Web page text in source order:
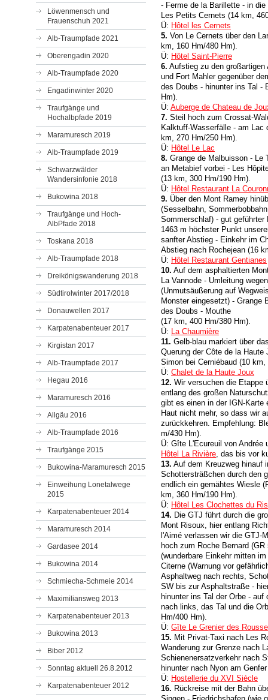
Löwenmensch und
Frauenschuh 2021
Alb-Traumpfade 2021
Oberengadin 2020
Alb-Traumpfade 2020
Engadinwinter 2020
Traufgänge und
Hochalbpfade 2019
Maramuresch 2019
Alb-Traumpfade 2019
Schwarzwälder
Wandersinfonie 2018
Bukowina 2018
Traufgänge und Hoch-
AlbPfade 2018
Toskana 2018
Alb-Traumpfade 2018
Dreikönigswanderung 2018
Südtirolwinter 2017/2018
Donauwellen 2017
Karpatenabenteuer 2017
Kirgistan 2017
Alb-Traumpfade 2017
Hegau 2016
Maramuresch 2016
Allgäu 2016
Alb-Traumpfade 2016
Traufgänge 2015
Bukowina-Maramuresch 2015
Einweihung Lonetalwege
2015
Karpatenabenteuer 2014
Maramuresch 2014
Gardasee 2014
Bukowina 2014
Schmiecha-Schmeie 2014
Maximiliansweg 2013
Karpatenabenteuer 2013
Bukowina 2013
Biber 2012
Sonntag aktuell 26.8.2012
Karpatenabenteuer 2012
- Ferme de la Barillette - in
Les Petits Cernets (14 km,
Ü: Hôtel les Cernets
5. Von Le Cernets über den
km, 160 Hm/480 Hm).
Ü: Hôtel Saint-Pierre
6. Aufstieg zu den
und Fort Mahler gegenüber
des Doubs - hinunter ins Tal -
Hm).
Ü: Auberge de Chateau de
7. Steil hoch zum Crossat-
Kalktuff-Wasserfälle - am
km, 270 Hm/250 Hm).
Ü: Hôtel Le Lac
8. Grange de Malbuisson - Le
an Metabief vorbei - Les
(13 km, 300 Hm/190 Hm).
Ü: Hôtel Restaurant La
9. Über den Mont Ramey
(Sesselbahn,
Sommerschlaf) - gut
1463 m höchster Punkt
sanfter Abstieg - Einkehr im
Abstieg nach Rochejean (16
Ü: Hôtel Restaurant Gentianes
10. Auf dem asphaltierten
La Vannode - Umleitung
(Unmutsäußerung auf
Monster eingesetzt) - Grange
des Doubs - Mouthe
(17 km, 400 Hm/380 Hm).
Ü: La Chaumière
11. Gelb-blau markiert über
Querung der Côte de la
Simon bei Cerniébaud (10
Ü: Chalet de la Haute Joux
12. Wir versuchen die Etappe
entlang des großen
gibt es einen in der IGN-Karte
Haut nicht mehr, so dass wir
zurückkehren. Empfehlung:
m/430 Hm).
Ü: Gîte L'Ecureuil von Andrée
Hôtel La Rivière, das bis vor
13. Auf dem Kreuzweg hinauf
Schottersträßchen durch den
endlich ein gemähtes Wiesle
km, 360 Hm/190 Hm).
Ü: Hôtel Les Clochettes du
14. Die GTJ führt durch die
Mont Risoux, hier entlang
l'Aimé verlassen wir die GTJ-
hoch zum Roche Bernard
(wunderbare Einkehr mitten
Citerne (Warnung vor
Asphaltweg nach rechts,
SW bis zur Asphaltstraße -
hinunter ins Tal der Orbe -
nach links, das Tal und die
Hm/400 Hm).
Ü: Gîte Le Grenier des
15. Mit Privat-Taxi nach Les
Wanderung zur Grenze nach
Schienenersatzverkehr nach
hinunter nach Nyon am
Ü: Hostellerie du XVI Siècle
16. Rückreise mit der Bahn